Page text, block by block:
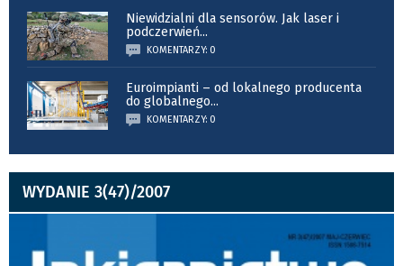
Niewidzialni dla sensorów. Jak laser i
podczerwień...
KOMENTARZY: 0
Euroimpianti – od lokalnego producenta
do globalnego...
KOMENTARZY: 0
WYDANIE 3(47)/2007